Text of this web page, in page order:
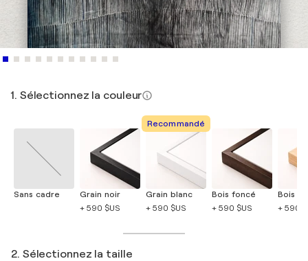
1. Sélectionnez la couleur
Sans cadre
Grain noir
+ 590 $US
Recommandé
Grain blanc
+ 590 $US
Bois foncé
+ 590 $US
Bois
+ 590
2. Sélectionnez la taille